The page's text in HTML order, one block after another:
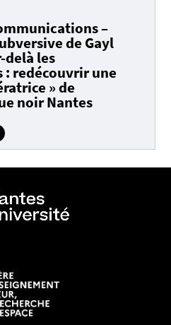
–
de Gayl
delà les
redécouvrir une
» de
noir Nantes